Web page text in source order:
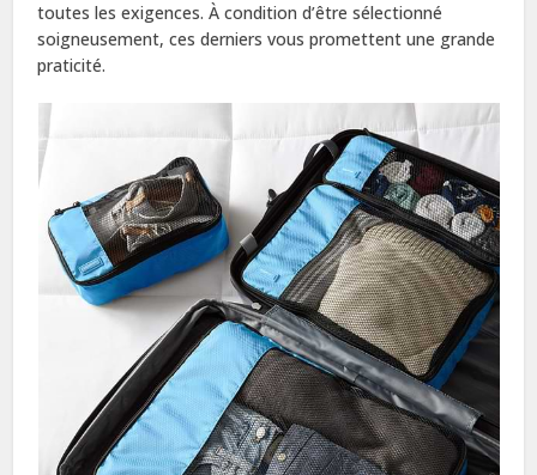
toutes les exigences. À condition d’être sélectionné
soigneusement, ces derniers vous promettent une grande
praticité.